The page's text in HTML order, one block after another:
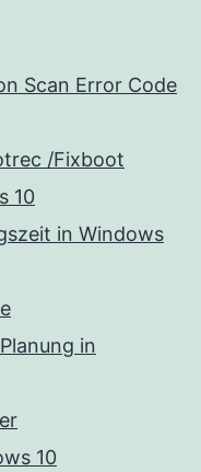
Scan Error Code
/Fixboot
10
in Windows
in
10